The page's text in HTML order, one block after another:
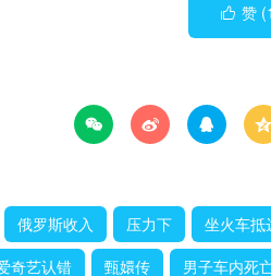
 赞 (1
   
俄罗斯收入
压力下 坐火车抵
奇艺认错
甄嬛传 男子车内死